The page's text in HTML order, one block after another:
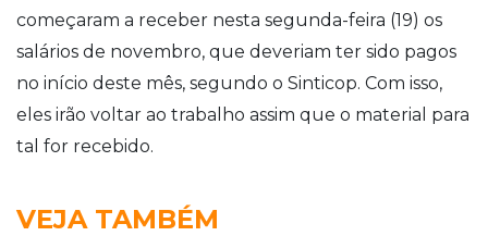
começaram a receber nesta segunda-feira (19) os
salários de novembro, que deveriam ter sido pagos
no início deste mês, segundo o Sinticop. Com isso,
eles irão voltar ao trabalho assim que o material para
tal for recebido.
VEJA TAMBÉM